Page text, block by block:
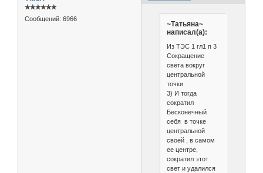
✯✯✯✯✯✯
Сообщений: 6966
~Татьяна~
написал(а):
Из ТЭС 1 гл1 п 3
Сокращение
света вокруг
центральной
точки
3) И тогда
сократил
Бесконечный
себя в точке
центральной
своей , в самом
ее центре,
сократил этот
свет и удалился